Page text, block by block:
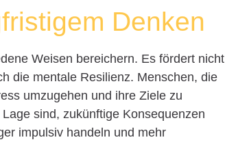
Denken
Weisen bereichern. Es fördert nicht
die mentale Resilienz. Menschen, die
umzugehen und ihre Ziele zu
sind, zukünftige Konsequenzen
impulsiv handeln und mehr